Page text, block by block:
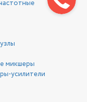
микшеры
усилители